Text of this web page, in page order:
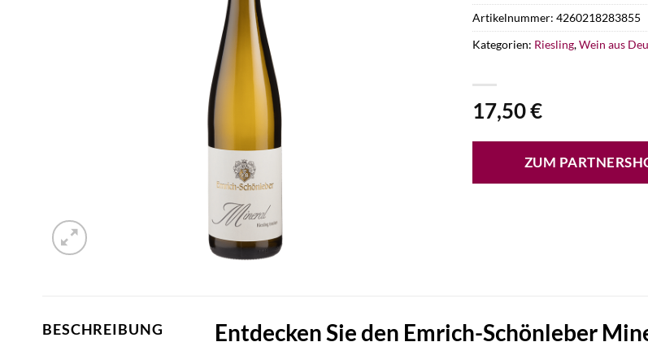
17,50€
ZUM
Artikelnummer:4260218283855
Kategorien: Riesling,Wein aus
BESCHREIBUNG
Entdecken Sie den Emrich-Schönleber